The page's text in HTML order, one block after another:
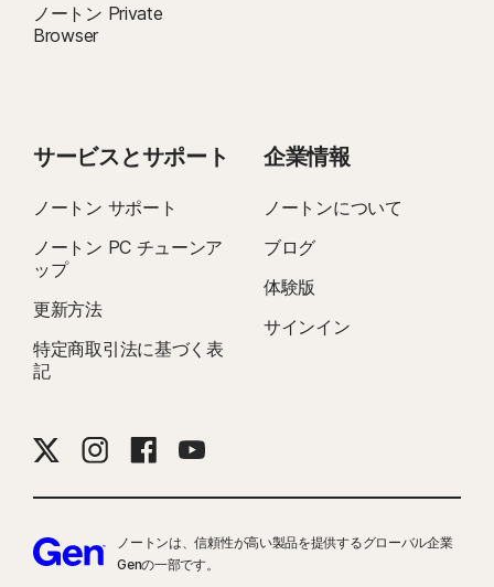
ノートン Private
Browser
サービスとサポート
ノートン サポート
ノートン PC チューンア
ップ
更新方法
特定商取引法に基づく表
記
企業情報
ノートンについて
ブログ
体験版
サインイン
ノートンは、信頼性が高い製品を提供するグローバル企業
Genの一部です。